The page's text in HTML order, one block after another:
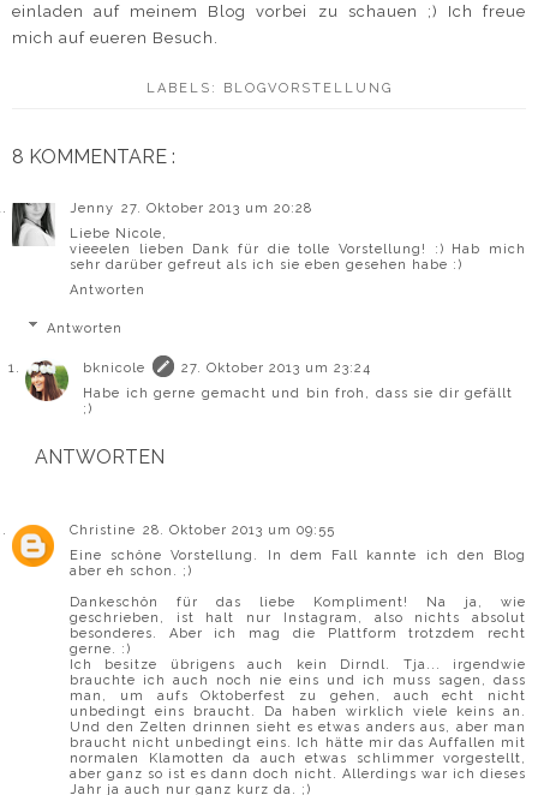
einladen auf meinem Blog vorbei zu schauen ;) Ich freue
mich auf eueren Besuch.
LABELS: BLOGVORSTELLUNG
8 KOMMENTARE :
Jenny 27. Oktober 2013 um 20:28
Liebe Nicole,
vieeelen lieben Dank für die tolle Vorstellung! :) Hab mich
sehr darüber gefreut als ich sie eben gesehen habe :)
Antworten
Antworten
bknicole
27. Oktober 2013 um 23:24
Habe ich gerne gemacht und bin froh, dass sie dir gefällt
;)
ANTWORTEN
Christine 28. Oktober 2013 um 09:55
Eine schöne Vorstellung. In dem Fall kannte ich den Blog
aber eh schon. ;)
Dankeschön für das liebe Kompliment! Na ja, wie
geschrieben, ist halt nur Instagram, also nichts absolut
besonderes. Aber ich mag die Plattform trotzdem recht
gerne. :)
Ich besitze übrigens auch kein Dirndl. Tja... irgendwie
brauchte ich auch noch nie eins und ich muss sagen, dass
man, um aufs Oktoberfest zu gehen, auch echt nicht
unbedingt eins braucht. Da haben wirklich viele keins an.
Und den Zelten drinnen sieht es etwas anders aus, aber man
braucht nicht unbedingt eins. Ich hätte mir das Auffallen mit
normalen Klamotten da auch etwas schlimmer vorgestellt,
aber ganz so ist es dann doch nicht. Allerdings war ich dieses
Jahr ja auch nur ganz kurz da. ;)